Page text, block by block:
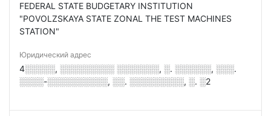
FEDERAL STATE BUDGETARY INSTITUTION
"POVOLZSKAYA STATE ZONAL THE TEST MACHINES
STATION"
Юридический адрес
4░░░░░, ░░░░░░░░░ ░░░░░░░, ░. ░░░░░░, ░░░.
░░░░-░░░░░░░░░░, ░░. ░░░░░░░░░, ░. ░2